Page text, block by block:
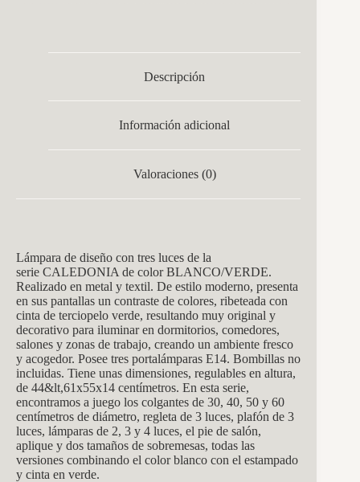
Descripción
Información adicional
Valoraciones (0)
Lámpara de diseño con tres luces de la
serie CALEDONIA de color BLANCO/VERDE.
Realizado en metal y textil. De estilo moderno, presenta
en sus pantallas un contraste de colores, ribeteada con
cinta de terciopelo verde, resultando muy original y
decorativo para iluminar en dormitorios, comedores,
salones y zonas de trabajo, creando un ambiente fresco
y acogedor. Posee tres portalámparas E14. Bombillas no
incluidas. Tiene unas dimensiones, regulables en altura,
de 44&lt,61x55x14 centímetros. En esta serie,
encontramos a juego los colgantes de 30, 40, 50 y 60
centímetros de diámetro, regleta de 3 luces, plafón de 3
luces, lámparas de 2, 3 y 4 luces, el pie de salón,
aplique y dos tamaños de sobremesas, todas las
versiones combinando el color blanco con el estampado
y cinta en verde.